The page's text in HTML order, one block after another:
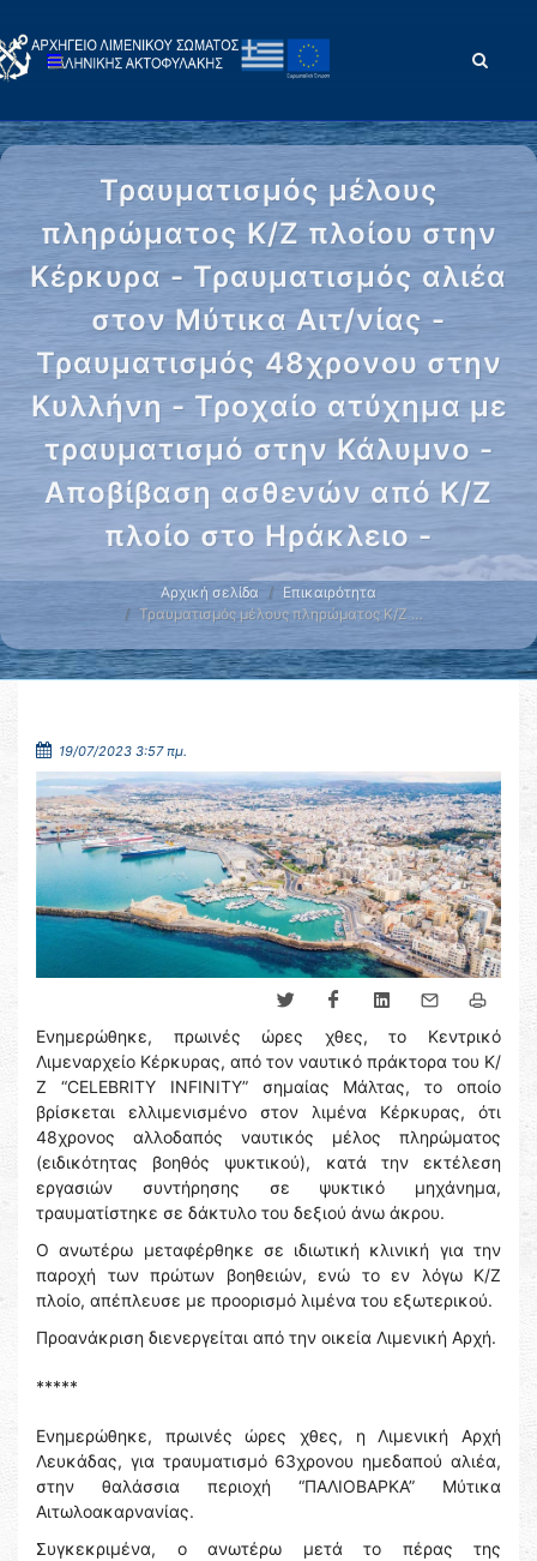
Τραυματισμός μέλους
πληρώματος Κ/Ζ πλοίου στην
Κέρκυρα - Τραυματισμός αλιέα
στον Μύτικα Αιτ/νίας -
Τραυματισμός 48χρονου στην
Κυλλήνη - Τροχαίο ατύχημα με
τραυματισμό στην Κάλυμνο -
Αποβίβαση ασθενών από Κ/Ζ
πλοίο στο Ηράκλειο -
Αρχική σελίδα
Επικαιρότητα
Τραυματισμός μέλους πληρώματος Κ/Ζ …
19/07/2023 3:57 πμ.
Ενημερώθηκε, πρωινές ώρες χθες, το Κεντρικό
Λιμεναρχείο Κέρκυρας, από τον ναυτικό πράκτορα του Κ/
Ζ “CELEBRITY INFINITY” σημαίας Μάλτας, το οποίο
βρίσκεται ελλιμενισμένο στον λιμένα Κέρκυρας, ότι
48χρονος αλλοδαπός ναυτικός μέλος πληρώματος
(ειδικότητας βοηθός ψυκτικού), κατά την εκτέλεση
εργασιών συντήρησης σε ψυκτικό μηχάνημα,
τραυματίστηκε σε δάκτυλο του δεξιού άνω άκρου.
Ο ανωτέρω μεταφέρθηκε σε ιδιωτική κλινική για την
παροχή των πρώτων βοηθειών, ενώ το εν λόγω Κ/Ζ
πλοίο, απέπλευσε με προορισμό λιμένα του εξωτερικού.
Προανάκριση διενεργείται από την οικεία Λιμενική Αρχή.
*****
Ενημερώθηκε, πρωινές ώρες χθες, η Λιμενική Αρχή
Λευκάδας, για τραυματισμό 63χρονου ημεδαπού αλιέα,
στην θαλάσσια περιοχή “ΠΑΛΙΟΒΑΡΚΑ” Μύτικα
Αιτωλοακαρνανίας.
Συγκεκριμένα, ο ανωτέρω μετά το πέρας της